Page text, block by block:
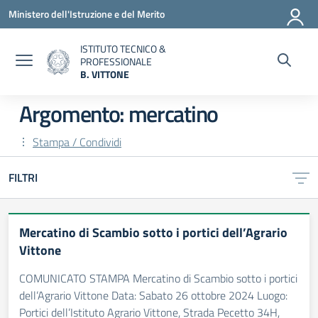
Vai ai contenuti
Vai al menu di navigazione
Vai al footer
Ministero dell'Istruzione e del Merito
ISTITUTO TECNICO &
PROFESSIONALE
B. VITTONE
Argomento: mercatino
Stampa / Condividi
FILTRI
Mercatino di Scambio sotto i portici dell’Agrario
Vittone
COMUNICATO STAMPA Mercatino di Scambio sotto i portici
dell’Agrario Vittone Data: Sabato 26 ottobre 2024 Luogo:
Portici dell’Istituto Agrario Vittone, Strada Pecetto 34H,